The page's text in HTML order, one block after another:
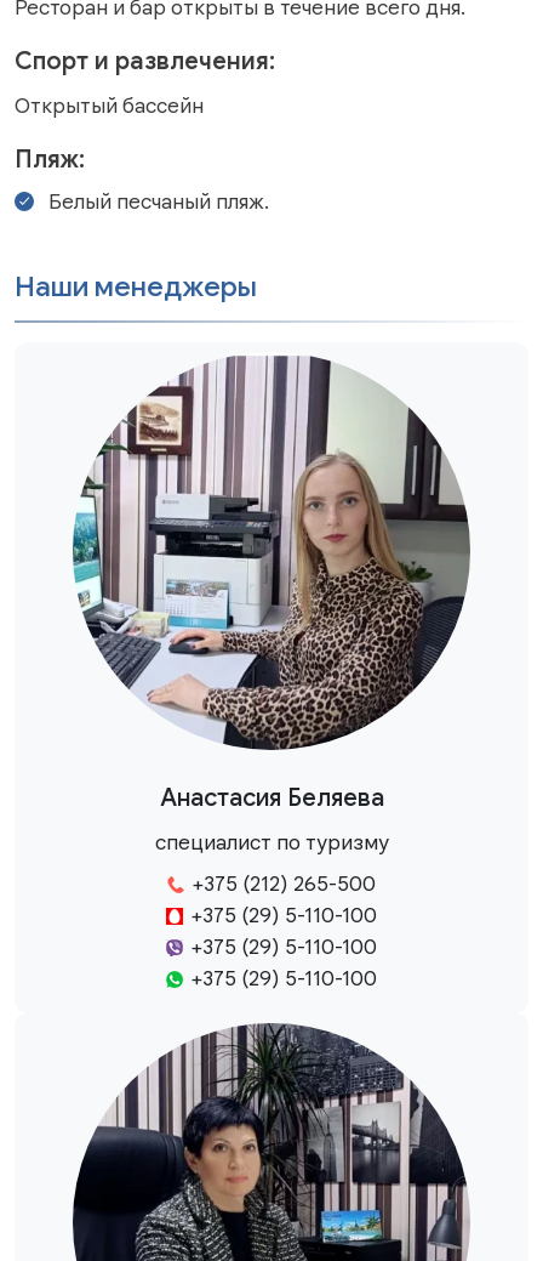
Ресторан и бар открыты в течение всего дня.
Спорт и развлечения:
Открытый бассейн
Пляж:
Белый песчаный пляж.
Наши менеджеры
Анастасия Беляева
специалист по туризму
+375 (212) 265-500
+375 (29) 5-110-100
+375 (29) 5-110-100
+375 (29) 5-110-100